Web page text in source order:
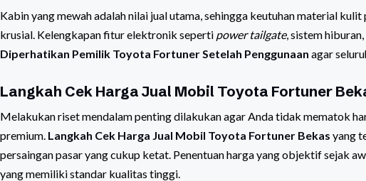
Kabin yang mewah adalah nilai jual utama, sehingga keutuhan material
krusial. Kelengkapan fitur elektronik seperti power tailgate, sistem
Diperhatikan Pemilik Toyota Fortuner Setelah Penggunaan agar
Langkah Cek Harga Jual Mobil Toyota Fortuner
Melakukan riset mendalam penting dilakukan agar Anda tidak mematok
premium. Langkah Cek Harga Jual Mobil Toyota Fortuner Bekas yang
persaingan pasar yang cukup ketat. Penentuan harga yang objektif sejak
yang memiliki standar kualitas tinggi.